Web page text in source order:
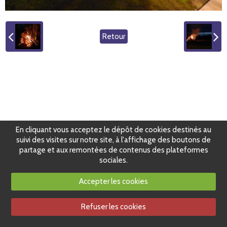
Retour
En cliquant vous acceptez le dépôt de cookies destinés au
suivi des visites sur notre site, à l'affichage des boutons de
partage et aux remontées de contenus des plateformes
sociales.
Accepter les cookies
Refuser les cookies